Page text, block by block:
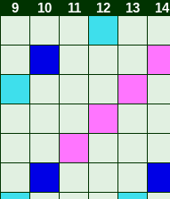
9 10 11 12 13 14